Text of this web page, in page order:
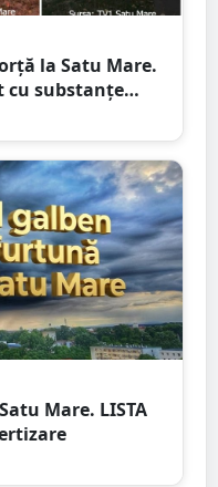
la Satu Mare.
cu substanțe
Mare. LISTA